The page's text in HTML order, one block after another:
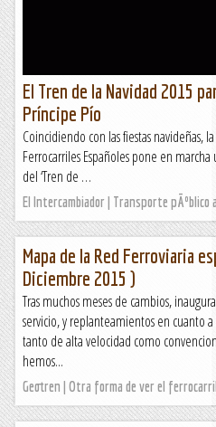
El Tren de la Navidad 2015
Príncipe Pío
Coincidiendo con las fiestas navideñas,
Ferrocarriles Españoles pone en
del ‘Tren de …
El Intercambiador | Transporte pÃºblico
Mapa de la Red Ferroviaria
Diciembre 2015 )
Tras muchos meses de cambios,
servicio, y replanteamientos en cuanto
tanto de alta velocidad como
hemos...
Geotren | Otra forma de ver el ferrocarril